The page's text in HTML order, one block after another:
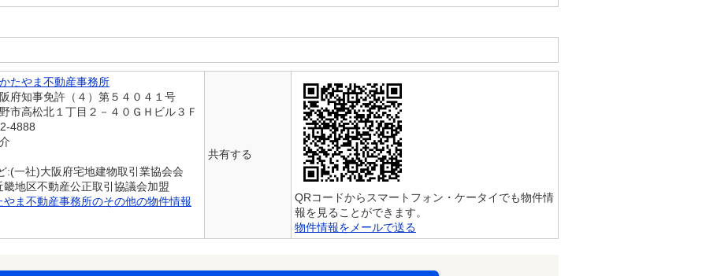
たやま不動産事務所
府知事免許（４）第５４０４１号
市高松北１丁目２－４０ＧＨビル３Ｆ
4888
:(一社)大阪府宅地建物取引業協会会
畿地区不動産公正取引協議会加盟
やま不動産事務所のその他の物件情報
共有する
QRコードからスマートフォン・ケータイでも物件情
報を見ることができます。
物件情報をメールで送る